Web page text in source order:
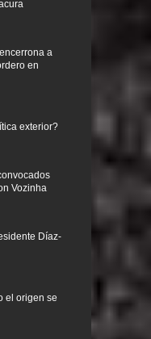
a
en
exterior?
Vozinha
Díaz-
el origen se